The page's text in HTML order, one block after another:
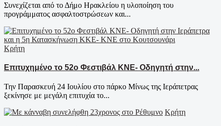
Συνεχίζεται από το Δήμο Ηρακλείου η υλοποίηση του
προγράμματος ασφαλτοστρώσεων και...
Κρήτη
Επιτυχημένο το 52ο Φεστιβάλ ΚΝΕ- Οδηγητή στην...
Την Παρασκευή 24 Ιουλίου στο πάρκο Μίνως της Ιεράπετρας
ξεκίνησε με μεγάλη επιτυχία το...
Κρήτη